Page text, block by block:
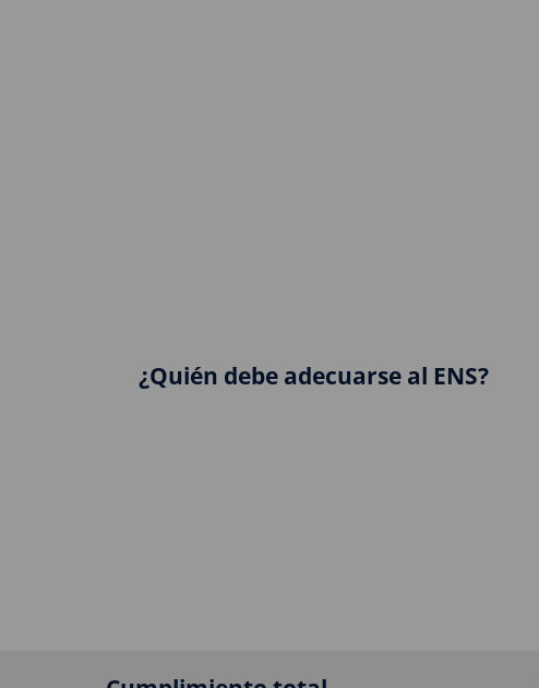
¿Quién debe adecuarse al ENS?